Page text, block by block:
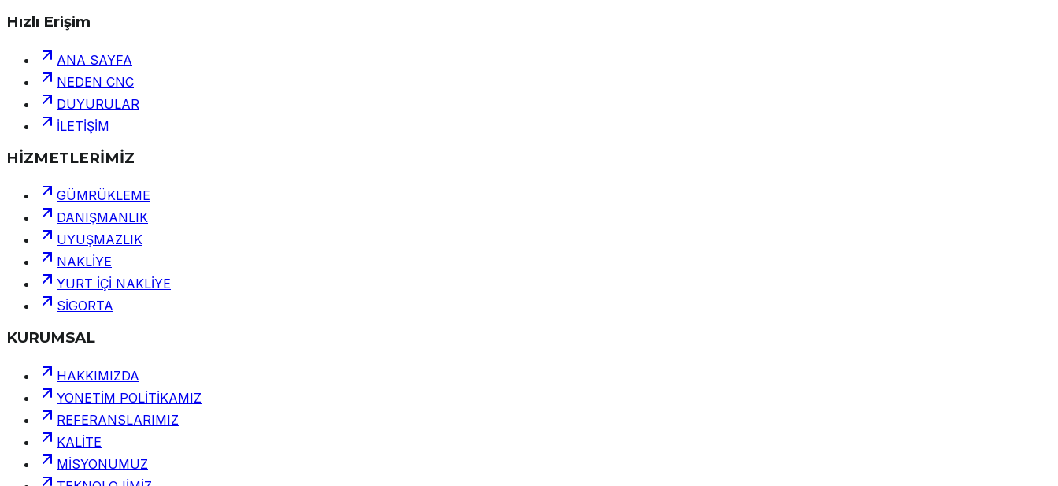
Hızlı Erişim
ANA SAYFA
NEDEN CNC
DUYURULAR
İLETİŞİM
HİZMETLERİMİZ
GÜMRÜKLEME
DANIŞMANLIK
UYUŞMAZLIK
NAKLİYE
YURT İÇİ NAKLİYE
SİGORTA
KURUMSAL
HAKKIMIZDA
YÖNETİM POLİTİKAMIZ
REFERANSLARIMIZ
KALİTE
MİSYONUMUZ